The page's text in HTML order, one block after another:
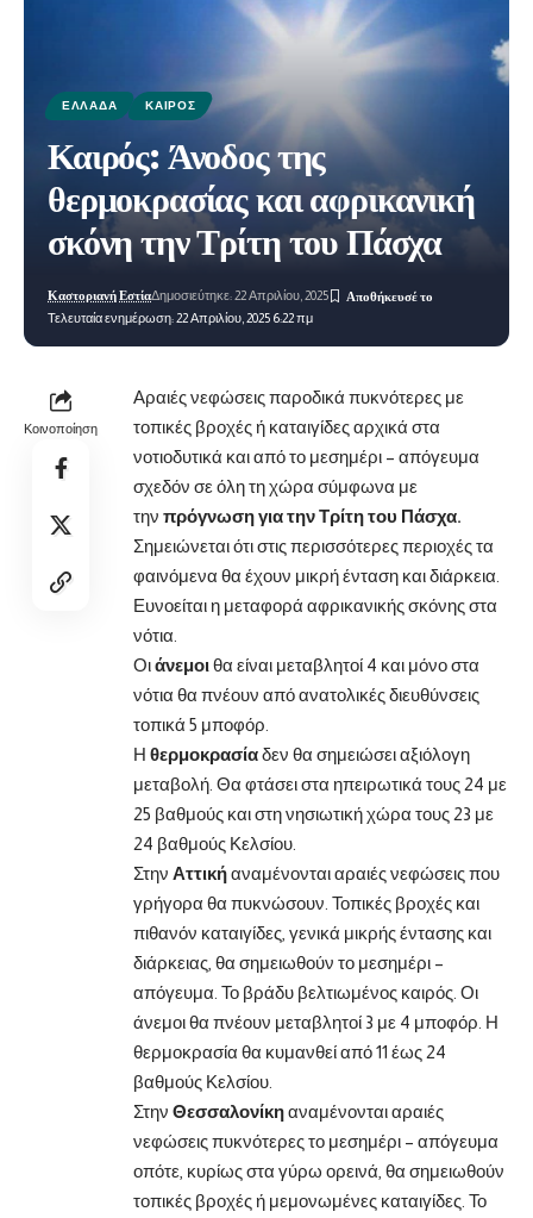
ΕΛΛΆΔΑ ΚΑΙΡΌΣ
Καιρός: Άνοδος της
θερμοκρασίας και αφρικανική
σκόνη την Τρίτη του Πάσχα
Τελευταία ενημέρωση: 22 Απριλίου, 2025 6:22 πμ
Καστοριανή ΕστίαΔημοσιεύτηκε: 22 Απριλίου, 2025
Κοινοποίηση
Αραιές νεφώσεις παροδικά πυκνότερες με
τοπικές βροχές ή καταιγίδες αρχικά στα
νοτιοδυτικά και από το μεσημέρι – απόγευμα
σχεδόν σε όλη τη χώρα σύμφωνα με
την πρόγνωση για την Τρίτη του Πάσχα.
Σημειώνεται ότι στις περισσότερες περιοχές τα
φαινόμενα θα έχουν μικρή ένταση και διάρκεια.
Ευνοείται η μεταφορά αφρικανικής σκόνης στα
νότια.
Οιάνεμοι θα είναι μεταβλητοί 4 και μόνο στα
νότια θα πνέουν από ανατολικές διευθύνσεις
τοπικά 5 μποφόρ.
Η θερμοκρασίαδεν θα σημειώσει αξιόλογη
μεταβολή. Θα φτάσει στα ηπειρωτικά τους 24 με
25 βαθμούς και στη νησιωτική χώρα τους 23 με
24 βαθμούς Κελσίου.
Στην Αττικήαναμένονται αραιές νεφώσεις που
γρήγορα θα πυκνώσουν. Τοπικές βροχές και
πιθανόν καταιγίδες, γενικά μικρής έντασης και
διάρκειας, θα σημειωθούν το μεσημέρι –
απόγευμα. Το βράδυ βελτιωμένος καιρός. Οι
άνεμοι θα πνέουν μεταβλητοί 3 με 4 μποφόρ. Η
θερμοκρασία θα κυμανθεί από 11 έως 24
βαθμούς Κελσίου.
Στην Θεσσαλονίκηαναμένονται αραιές
νεφώσεις πυκνότερες το μεσημέρι – απόγευμα
οπότε, κυρίως στα γύρω ορεινά, θα σημειωθούν
τοπικές βροχές ή μεμονωμένες καταιγίδες. Το